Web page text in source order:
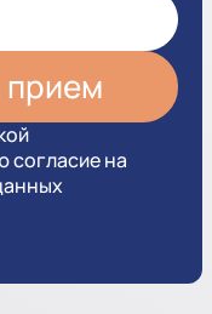
согласие на